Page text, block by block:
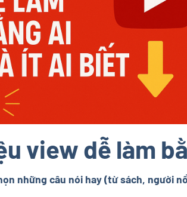
view dễ làm
những câu nói hay (từ sách, người